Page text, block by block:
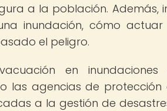
a la población. Además,
inundación, cómo
el peligro.
en
las agencias de
a la gestión de